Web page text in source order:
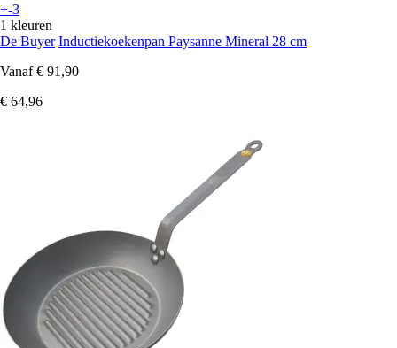
+-3
1 kleuren
De Buyer Inductiekoekenpan Paysanne Mineral 28 cm
Vanaf € 91,90
€ 64,96